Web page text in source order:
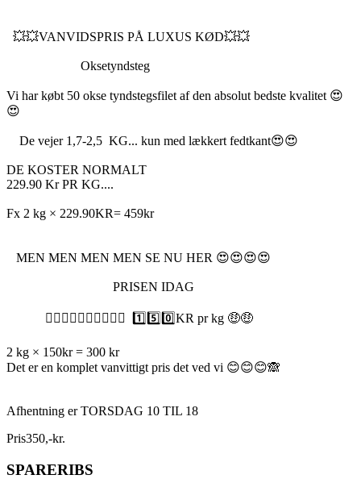
💥💥VANVIDSPRIS PÅ LUXUS KØD💥💥
Oksetyndsteg
Vi har købt 50 okse tyndstegsfilet af den absolut bedste kvalitet 😍
😍
De vejer 1,7-2,5 KG... kun med lækkert fedtkant😍😍
DE KOSTER NORMALT
229.90 Kr PR KG....
Fx 2 kg × 229.90KR= 459kr
MEN MEN MEN MEN SE NU HER 😍😍😍😍
PRISEN IDAG
👉🏼👉🏼👉🏼👉🏼👉🏼 1️⃣5️⃣0️⃣KR pr kg 🤑🤑
2 kg × 150kr = 300 kr
Det er en komplet vanvittigt pris det ved vi 😊😊😊🙈
Afhentning er TORSDAG 10 TIL 18
Pris350,-kr.
SPARERIBS